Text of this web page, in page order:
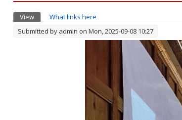
Primary tabs
View (active tab)
What links here
Submitted by admin on Mon, 2025-09-08 10:27